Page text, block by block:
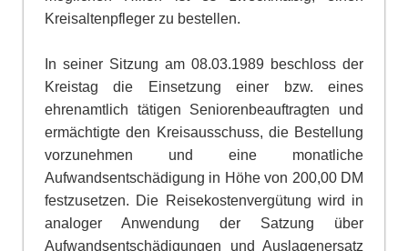
Kreisaltenpfleger zu bestellen.
In seiner Sitzung am 08.03.1989 beschloss der
Kreistag die Einsetzung einer bzw. eines
ehrenamtlich tätigen Seniorenbeauftragten und
ermächtigte den Kreisausschuss, die Bestellung
vorzunehmen und eine monatl iche
Aufwandsentschädigung in Höhe von 200,00 DM
festzusetzen. Die Reisekostenvergütung wird in
analoger Anwendung der Satzung über
Aufwandsentschädigungen und Auslagenersatz